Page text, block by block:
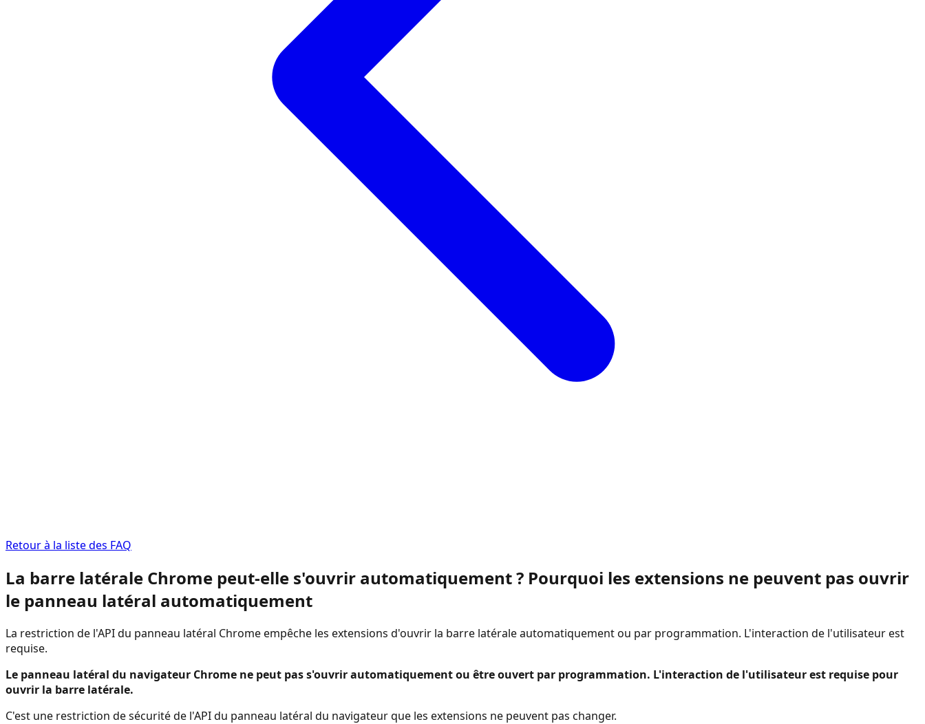
Retour à la liste des FAQ
La barre latérale Chrome peut-elle s'ouvrir automatiquement ? Pourquoi les extensions ne peuvent pas ouvrir
le panneau latéral automatiquement
La restriction de l'API du panneau latéral Chrome empêche les extensions d'ouvrir la barre latérale automatiquement ou par programmation. L'interaction de l'utilisateur est
requise.
Le panneau latéral du navigateur Chrome ne peut pas s'ouvrir automatiquement ou être ouvert par programmation. L'interaction de l'utilisateur est requise pour
ouvrir la barre latérale.
C'est une restriction de sécurité de l'API du panneau latéral du navigateur que les extensions ne peuvent pas changer.